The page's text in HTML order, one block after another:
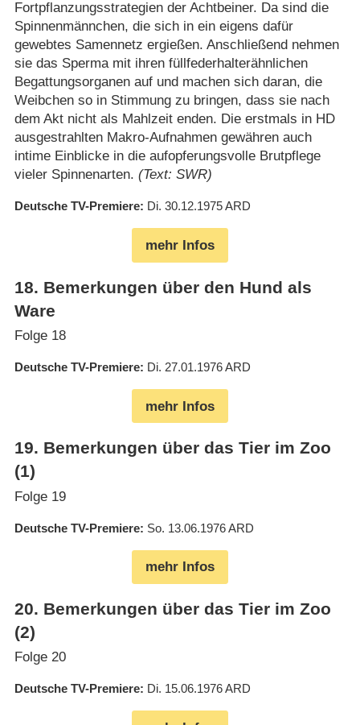
Fortpflanzungsstrategien der Achtbeiner. Da sind die
Spinnenmännchen, die sich in ein eigens dafür
gewebtes Samennetz ergießen. Anschließend nehmen
sie das Sperma mit ihren füllfederhalterähnlichen
Begattungsorganen auf und machen sich daran, die
Weibchen so in Stimmung zu bringen, dass sie nach
dem Akt nicht als Mahlzeit enden. Die erstmals in HD
ausgestrahlten Makro-Aufnahmen gewähren auch
intime Einblicke in die aufopferungsvolle Brutpflege
vieler Spinnenarten. (Text: SWR)
Deutsche TV-Premiere Di. 30.12.1975ARD
mehr Infos
18. Bemerkungen über den Hund als
Ware
Folge 18
Deutsche TV-Premiere Di. 27.01.1976ARD
mehr Infos
19. Bemerkungen über das Tier im Zoo
(1)
Folge 19
Deutsche TV-Premiere So. 13.06.1976ARD
mehr Infos
20. Bemerkungen über das Tier im Zoo
(2)
Folge 20
Deutsche TV-Premiere Di. 15.06.1976ARD